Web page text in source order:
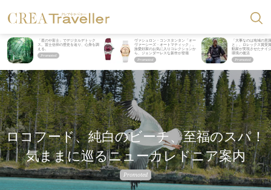
「星のや富士」でデジタルデトック
ス。冨士信仰の歴史を辿り、心身を調
える。
ヴァシュロン・コンスタンタン「オー
ヴァーシーズ・オートマティック」。
旅愛好家のお気に入りコレクションか
ら、ジェンダーレスな新作が登場
「大事なのは地域の意
と」。ロレックス賞受
動家が実現させたナイ
環境の復活
ロコフード、純白のビーチ、至福のスパ！
気ままに巡るニューカレドニア案内